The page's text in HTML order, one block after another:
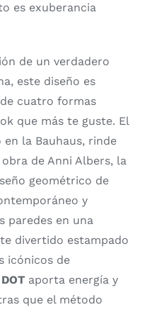
es exuberancia
de un verdadero
este diseño es
cuatro formas
que más te guste. El
en la Bauhaus, rinde
de Anni Albers, la
geométrico de
y
paredes en una
divertido estampado
icónicos de
DOTaporta energía y
que el método